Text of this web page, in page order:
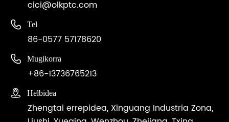
cici@olkptc.com
 Tel
86-0577 57178620
 Mugikorra
+86-13736765213
 Helbidea
Zhengtai errepidea, Xinguang Industria Zona,